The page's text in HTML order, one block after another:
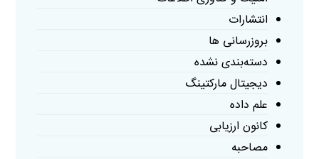
انتشارات
بروزرسانی ها
دسته‌بندی نشده
دیجیتال مارکتینگ
علم داده
کانون ارزیابی
مصاحبه